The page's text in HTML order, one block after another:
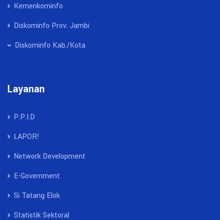
Doa Kebangsaan Datang Lebih Awal
31 Jul 2026 12:09 artikel
Ada Layanan Kesehatan selama Zikir dan Doa
Kemenkominfo
Diskominfo Prov. Jambi
Diskominfo Kab./Kota
Layanan
P.P.I.D
LAPOR!
Network Development
E-Government
Si Tatang Elok
Statistik Sektoral